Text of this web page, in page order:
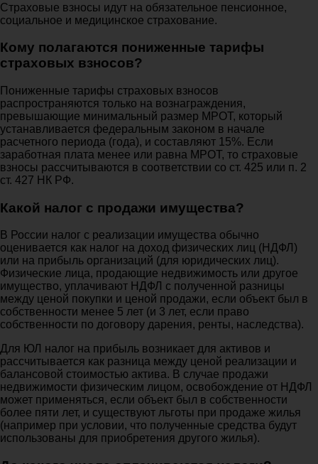
Страховые взносы идут на обязательное пенсионное,
социальное и медицинское страхование.
Кому полагаются пониженные тарифы
страховых взносов?
Пониженные тарифы страховых взносов
распространяются только на вознаграждения,
превышающие минимальный размер МРОТ, который
устанавливается федеральным законом в начале
расчетного периода (года), и составляют 15%. Если
заработная плата менее или равна МРОТ, то страховые
взносы рассчитываются в соответствии со ст. 425 или п. 2
ст. 427 НК РФ.
Какой налог с продажи имущества?
В России налог с реализации имущества обычно
оценивается как налог на доход физических лиц (НДФЛ)
или на прибыль организаций (для юридических лиц).
Физические лица, продающие недвижимость или другое
имущество, уплачивают НДФЛ с полученной разницы
между ценой покупки и ценой продажи, если объект был в
собственности менее 5 лет (и 3 лет, если право
собственности по договору дарения, ренты, наследства).
Для ЮЛ налог на прибыль возникает для активов и
рассчитывается как разница между ценой реализации и
балансовой стоимостью актива. В случае продажи
недвижимости физическим лицом, освобождение от НДФЛ
может применяться, если объект был в собственности
более пяти лет, и существуют льготы при продаже жилья
(например при условии, что полученные средства будут
использованы для приобретения другого жилья).